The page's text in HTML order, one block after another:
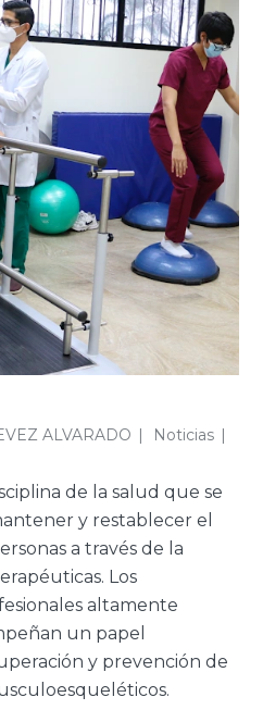
ALVARADO
Noticias
de la salud que se
y restablecer el
a través de la
Los
altamente
un papel
y prevención de